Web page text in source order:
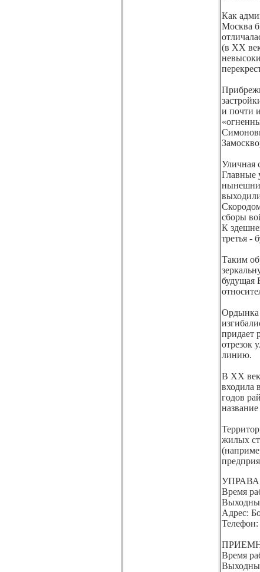
Как
Москва
(в XX
и почти
Уличная
Главные
сборы
К
третья -
Таким
будущая
Ордынка
придает
отрезок
линию.
В XX
входила
годов
жилых
Время
Адрес:
Время